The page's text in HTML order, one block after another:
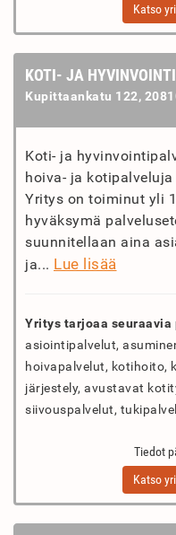
Katso
KOTI- JA
Kupittaankatu 122,
Koti- ja
hoiva- ja
Yritys on toiminut yli
hyväksymä
suunnitellaan aina
ja... Lue lisää
Yritys tarjoaa seuraavia
asiointipalvelut,
hoivapalvelut, kotihoito,
järjestely, avustavat
siivouspalvelut,
Tiedot
Katso